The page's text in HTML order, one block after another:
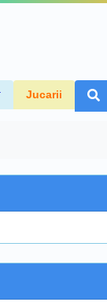
Jucarii